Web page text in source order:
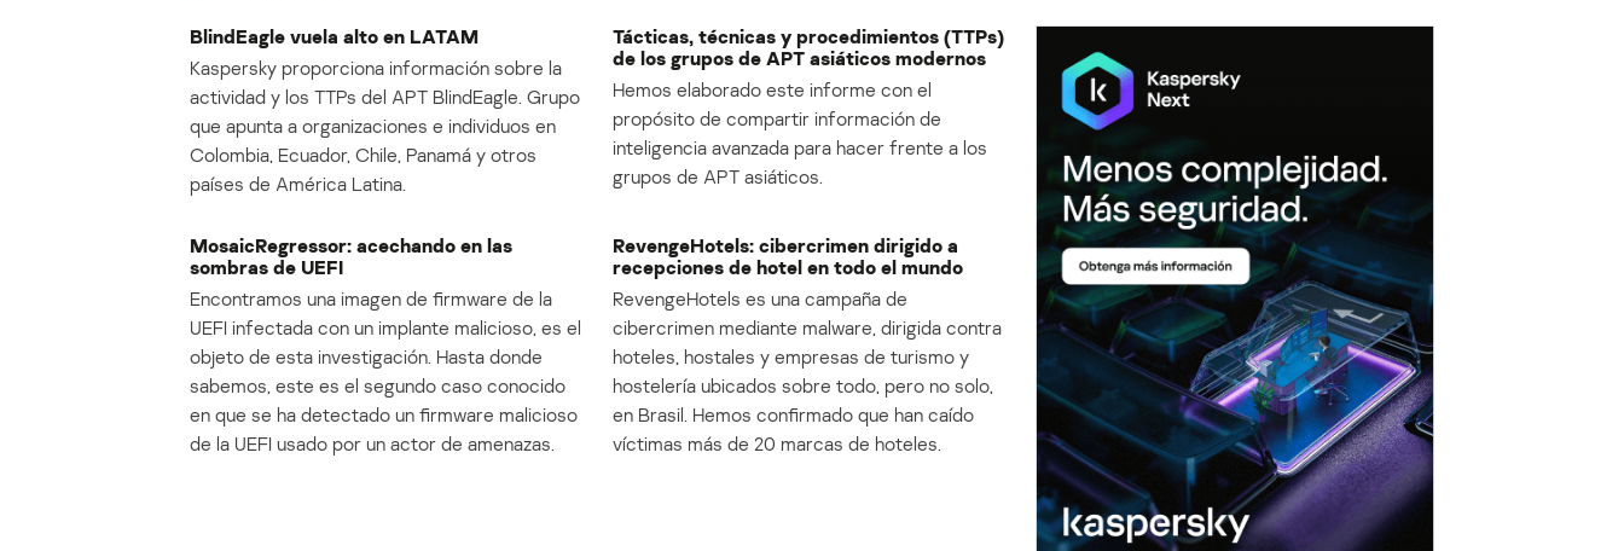
BlindEagle vuela alto en LATAM
Kaspersky proporciona información sobre la
actividad y los TTPs del APT BlindEagle. Grupo
que apunta a organizaciones e individuos en
Colombia, Ecuador, Chile, Panamá y otros
países de América Latina.
Tácticas, técnicas y procedimientos (TTPs)
de los grupos de APT asiáticos modernos
Hemos elaborado este informe con el
propósito de compartir información de
inteligencia avanzada para hacer frente a los
grupos de APT asiáticos.
MosaicRegressor: acechando en las
sombras de UEFI
Encontramos una imagen de firmware de la
UEFI infectada con un implante malicioso, es el
objeto de esta investigación. Hasta donde
sabemos, este es el segundo caso conocido
en que se ha detectado un firmware malicioso
de la UEFI usado por un actor de amenazas.
RevengeHotels: cibercrimen dirigido a
recepciones de hotel en todo el mundo
RevengeHotels es una campaña de
cibercrimen mediante malware, dirigida contra
hoteles, hostales y empresas de turismo y
hostelería ubicados sobre todo, pero no solo,
en Brasil. Hemos confirmado que han caído
víctimas más de 20 marcas de hoteles.